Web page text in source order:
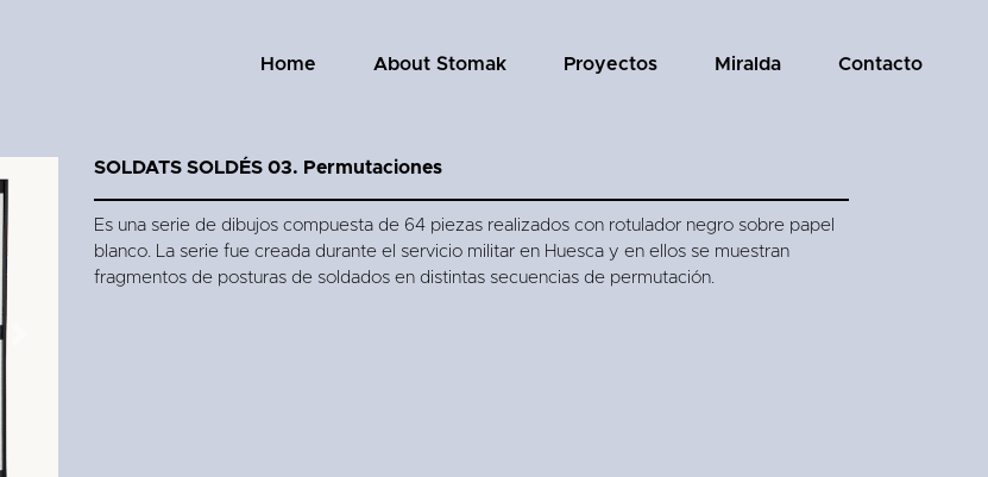
Home About Stomak Proyectos Miralda Contacto
SOLDATS SOLDÉS 03. Permutaciones
Es una serie de dibujos compuesta de 64 piezas realizados con rotulador negro sobre papel
blanco. La serie fue creada durante el servicio militar en Huesca y en ellos se muestran
fragmentos de posturas de soldados en distintas secuencias de permutación.